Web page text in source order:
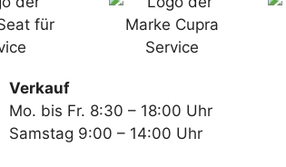
Verkauf
Mo. bis Fr. 8:30 – 18:00 Uhr
Samstag 9:00 – 14:00 Uhr